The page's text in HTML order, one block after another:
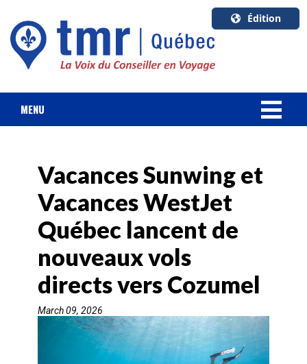
Édition
U.S.A.
English
Canada
Français
MENU
FORFAIT VACANCES
CROISIÈRES
HOTELS & RESORTS
DESTINATIONS
AGENTS DE VOYAGE
Vacances Sunwing et
Vacances WestJet
Québec lancent de
nouveaux vols
directs vers Cozumel
March 09, 2026